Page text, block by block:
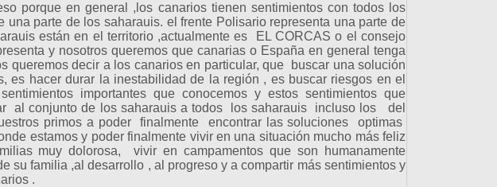
porque en general ,los canarios tienen sentimientos con todos los
parte de los saharauis. el frente Polisario representa una parte de
están en el territorio ,actualmente es EL CORCAS o el consejo
y nosotros queremos que canarias o España en general tenga
queremos decir a los canarios en particular, que buscar una solución
hacer durar la inestabilidad de la región , es buscar riesgos en el
importantes que conocemos y estos sentimientos que
al conjunto de los saharauis a todos los saharauis incluso los del
primos a poder finalmente encontrar las soluciones optimas
estamos y poder finalmente vivir en una situación mucho más feliz
muy dolorosa, vivir en campamentos que son humanamente
su familia ,al desarrollo , al progreso y a compartir más sentimientos y
.